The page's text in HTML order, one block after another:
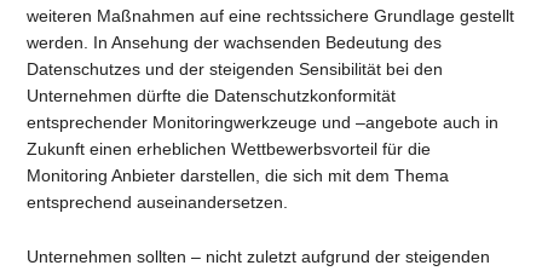
weiteren Maßnahmen auf eine rechtssichere Grundlage gestellt
werden. In Ansehung der wachsenden Bedeutung des
Datenschutzes und der steigenden Sensibilität bei den
Unternehmen dürfte die Datenschutzkonformität
entsprechender Monitoringwerkzeuge und –angebote auch in
Zukunft einen erheblichen Wettbewerbsvorteil für die
Monitoring Anbieter darstellen, die sich mit dem Thema
entsprechend auseinandersetzen.
Unternehmen sollten – nicht zuletzt aufgrund der steigenden